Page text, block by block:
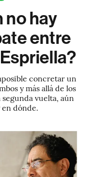
no hay
entre
concretar un
y más allá de los
vuelta, aún
dónde.